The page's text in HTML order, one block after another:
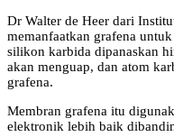
Dr Walter de Heer dari
memanfaatkan grafena
silikon karbida dipanaskan
akan menguap, dan atom
grafena.
Membran grafena itu
elektronik lebih baik